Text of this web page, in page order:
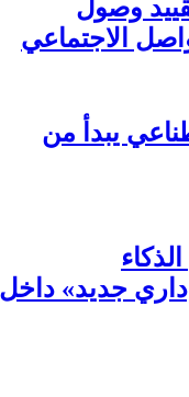
وصول
الاجتماعي
يبدأ من
جديد» داخل